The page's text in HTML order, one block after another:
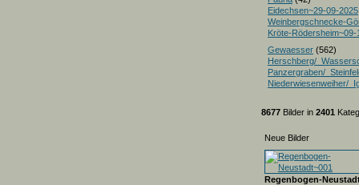
Eidechsen~29-09-2025
Weinbergschnecke-
Kröte-Rödersheim~09-
Gewaesser (562)
Herschberg/
Panzergraben/
Niederwiesenweiher/
8677 Bilder in 2401
Neue Bilder
Regenbogen-